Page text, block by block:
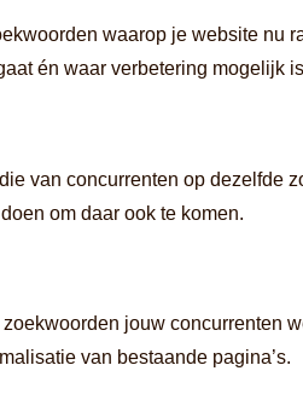
waarop je website nu
én waar verbetering mogelijk
van concurrenten op dezelfde
om daar ook te komen.
jouw concurrenten
van bestaande pagina’s.